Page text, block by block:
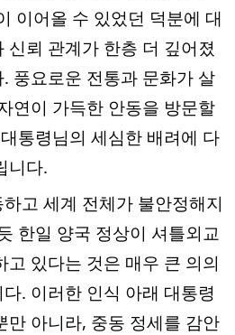
이어올 수 있었던 덕분에 대
신뢰 관계가 한층 더 깊어졌
풍요로운 전통과 문화가 살
연이 가득한 안동을 방문할
통령님의 세심한 배려에 다
니다.
고 세계 전체가 불안정해지
한일 양국 정상이 셔틀외교
고 있다는 것은 매우 큰 의의
. 이러한 인식 아래 대통령
만 아니라, 중동 정세를 감안